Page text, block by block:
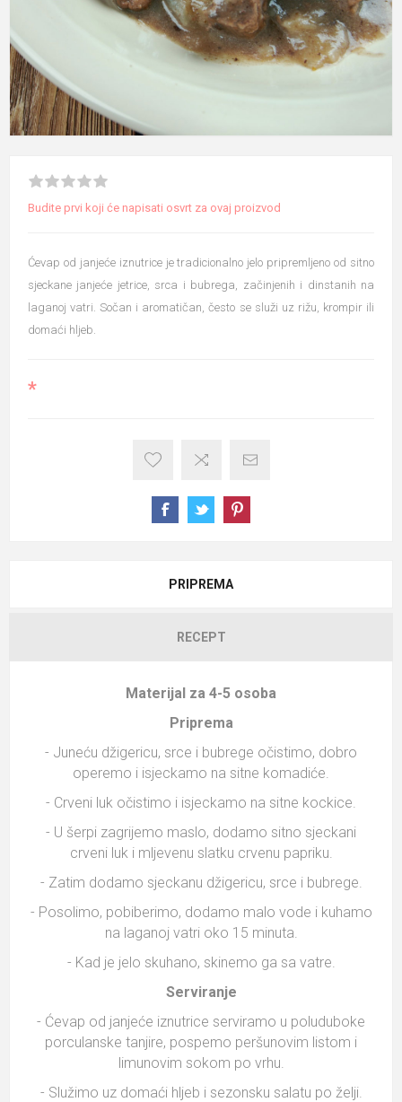
Budite prvi koji će napisati osvrt za ovaj proizvod
Ćevap od janjeće iznutrice je tradicionalno jelo pripremljeno od sitno
sjeckane janjeće jetrice, srca i bubrega, začinjenih i dinstanih na
laganoj vatri. Sočan i aromatičan, često se služi uz rižu, krompir ili
domaći hljeb.
*
PRIPREMA
RECEPT
Materijal za 4-5 osoba
Priprema
- Juneću džigericu, srce i bubrege očistimo, dobro
operemo i isjeckamo na sitne komadiće.
- Crveni luk očistimo i isjeckamo na sitne kockice.
- U šerpi zagrijemo maslo, dodamo sitno sjeckani
crveni luk i mljevenu slatku crvenu papriku.
- Zatim dodamo sjeckanu džigericu, srce i bubrege.
- Posolimo, pobiberimo, dodamo malo vode i kuhamo
na laganoj vatri oko 15 minuta.
- Kad je jelo skuhano, skinemo ga sa vatre.
Serviranje
- Ćevap od janjeće iznutrice serviramo u poluduboke
porculanske tanjire, pospemo peršunovim listom i
limunovim sokom po vrhu.
- Služimo uz domaći hljeb i sezonsku salatu po želji.